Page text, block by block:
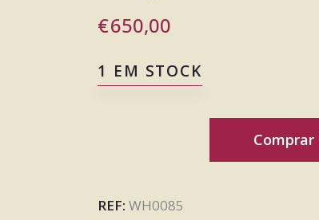
€650,00
1 EM STOCK
Comprar
REF: WH0085